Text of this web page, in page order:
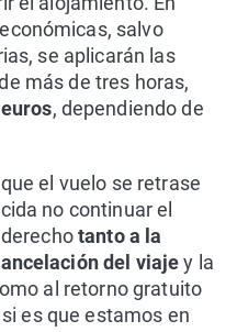
salvo
se aplicarán las
más de tres horas,
, dependiendo de
el vuelo se retrase
no continuar el
derechotanto a la
del viajey la
al retorno gratuito
es que estamos en